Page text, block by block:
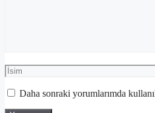
İsim
Daha sonraki yorumlarımda